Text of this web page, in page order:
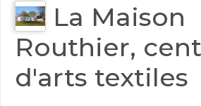
La Maison
Routhier,
d'arts textiles